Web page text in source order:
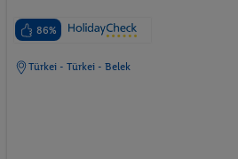
86%
Türkei - Türkei - Belek